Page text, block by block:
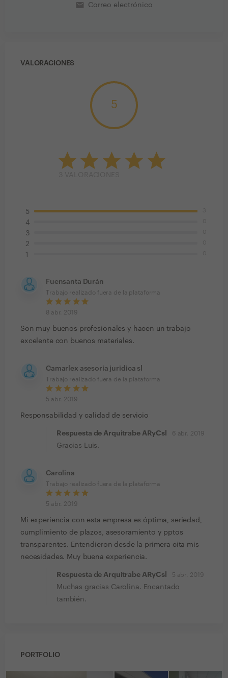
email Correo electrónico
VALORACIONES
5
5
4
3
2
1
Fuensanta Durán
Trabajo realizado fuera de la plataforma
8 abr. 2019
Son muy buenos profesionales y hacen un trabajo
excelente con buenos materiales.
Camarlex asesoria juridica sl
Trabajo realizado fuera de la plataforma
5 abr. 2019
Responsabilidad y calidad de servicio
Respuesta de Arquitrabe ARyCsl 6 abr. 2019
Gracias Luis.
Carolina
Trabajo realizado fuera de la plataforma
5 abr. 2019
Mi experiencia con esta empresa es óptima, seriedad,
cumplimiento de plazos, asesoramiento y pptos
transparentes. Entendieron desde la primera cita mis
necesidades. Muy buena experiencia.
Respuesta de Arquitrabe ARyCsl 5 abr. 2019
Muchas gracias Carolina. Encantado
también.
PORTFOLIO